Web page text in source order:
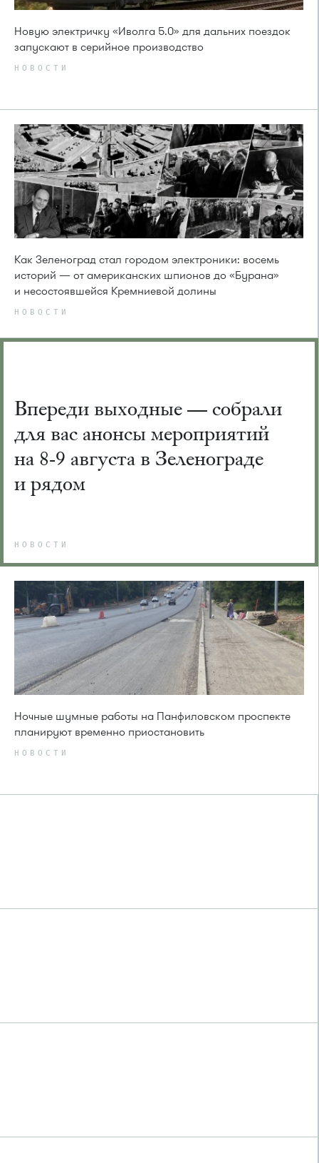
Новую электричку «Иволга 5.0» для дальних поездок
запускают в серийное производство
НОВОСТИ
Как Зеленоград стал городом электроники: восемь
историй — от американских шпионов до «Бурана»
и несостоявшейся Кремниевой долины
НОВОСТИ
Впереди выходные — собрали
для вас анонсы мероприятий
на 8-9 августа в Зеленограде
и рядом
НОВОСТИ
Ночные шумные работы на Панфиловском проспекте
планируют временно приостановить
НОВОСТИ